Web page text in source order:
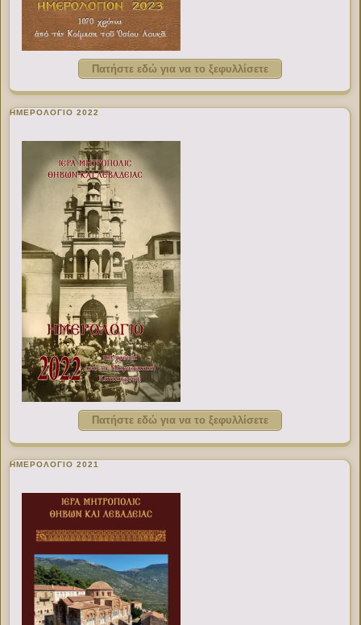
Πατήστε εδώ για να το ξεφυλλίσετε
ΗΜΕΡΟΛΟΓΙΟ 2022
Πατήστε εδώ για να το ξεφυλλίσετε
ΗΜΕΡΟΛΟΓΙΟ 2021